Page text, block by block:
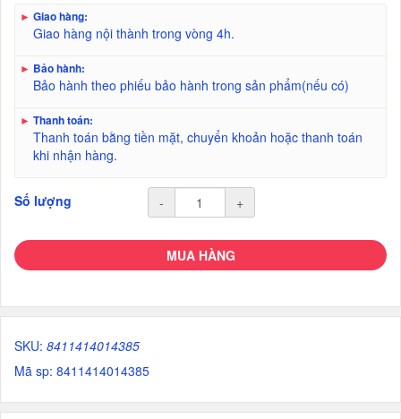
► Giao hàng:
Giao hàng nội thành trong vòng 4h.
► Bảo hành:
Bảo hành theo phiếu bảo hành trong sản phẩm(nếu có)
► Thanh toán:
Thanh toán bằng tiền mặt, chuyển khoản hoặc thanh toán
khi nhận hàng.
Số lượng - +
MUA HÀNG
SKU: 8411414014385
Mã sp: 8411414014385